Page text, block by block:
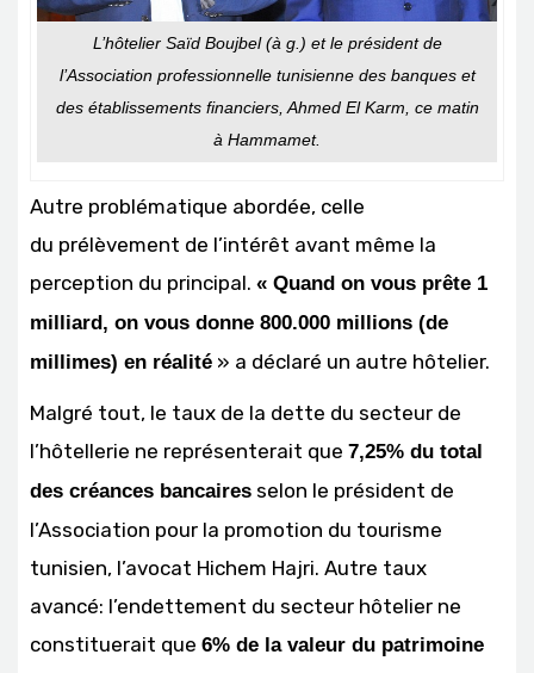
L’hôtelier Saïd Boujbel (à g.) et le président de
l’Association professionnelle tunisienne des banques et
des établissements financiers, Ahmed El Karm, ce matin
à Hammamet.
Autre problématique abordée, celle
du prélèvement de l’intérêt avant même la
perception du principal. « Quand on vous prête 1
milliard, on vous donne 800.000 millions (de
millimes) en réalité » a déclaré un autre hôtelier.
Malgré tout, le taux de la dette du secteur de
l’hôtellerie ne représenterait que 7,25% du total
des créances bancaires selon le président de
l’Association pour la promotion du tourisme
tunisien, l’avocat Hichem Hajri. Autre taux
avancé: l’endettement du secteur hôtelier ne
constituerait que 6% de la valeur du patrimoine